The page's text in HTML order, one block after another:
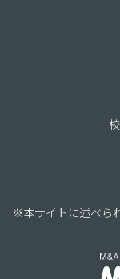
※本サイトに述べら